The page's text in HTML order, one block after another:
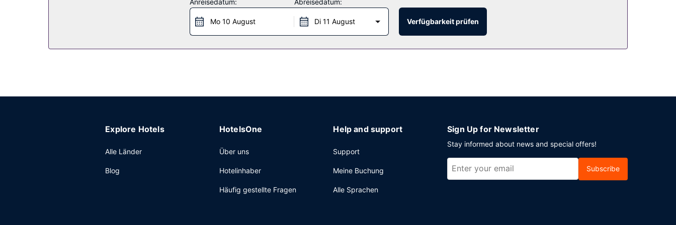
Ein inbegriffenes kontinentales Frühstück wird täglich von 08:30 Uhr bis 10:00 Uhr angeboten.
Anreisedatum:
Mo 10 August
Abreisedatum:
Di 11 August Verfügbarkeit prüfen
Explore Hotels
Alle Länder
Blog
HotelsOne
Über uns
Hotelinhaber
Häufig gestellte Fragen
Help and support
Support
Meine Buchung
Alle Sprachen
Sign Up for Newsletter
Stay informed about news and special offers!
Subscribe